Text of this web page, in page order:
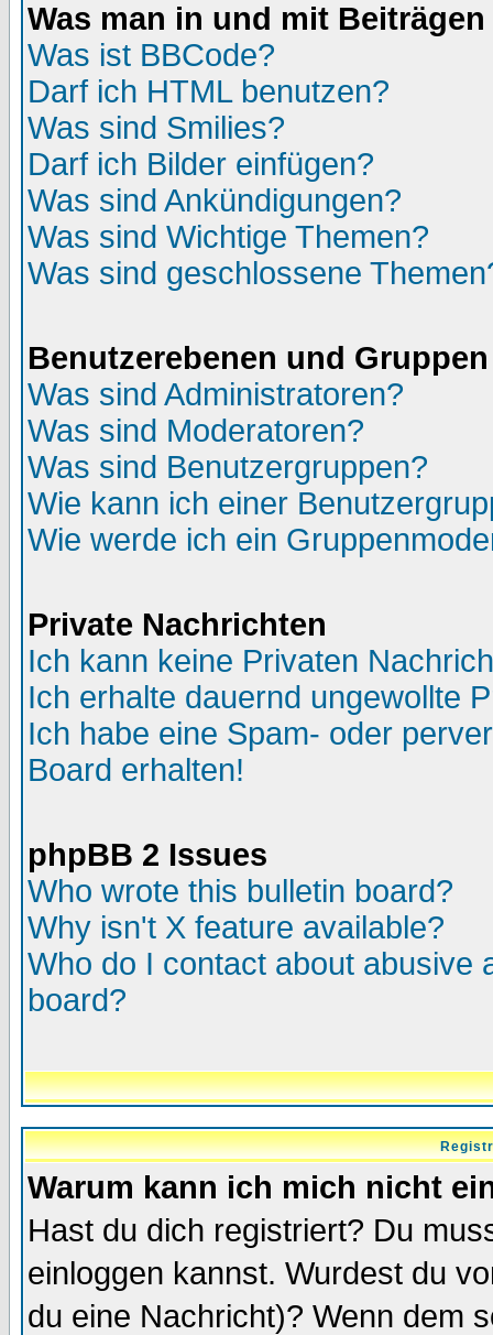
Was man in und mit
Was ist BBCode?
Darf ich HTML benutzen?
Was sind Smilies?
Darf ich Bilder einfügen?
Was sind Ankündigungen?
Was sind Wichtige Themen?
Was sind geschlossene
Benutzerebenen und Gruppen
Was sind Administratoren?
Was sind Moderatoren?
Was sind Benutzergruppen?
Wie kann ich einer
Wie werde ich ein
Private Nachrichten
Ich kann keine Privaten
Ich erhalte dauernd ungewollte
Ich habe eine Spam- oder
Board erhalten!
phpBB 2 Issues
Who wrote this bulletin board?
Why isn't X feature available?
Who do I contact about abusive
board?
Warum kann ich mich nicht
Hast du dich registriert? Du
einloggen kannst. Wurdest du
du eine Nachricht)? Wenn dem